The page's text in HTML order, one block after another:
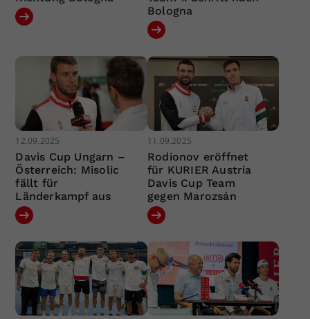
Bologna
12.09.2025
Davis Cup Ungarn –
Österreich: Misolic
fällt für
Länderkampf aus
11.09.2025
Rodionov eröffnet
für KURIER Austria
Davis Cup Team
gegen Marozsán